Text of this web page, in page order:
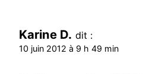
Karine D. dit :
10 juin 2012 à 9 h 49 min